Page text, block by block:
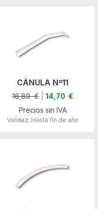
CÁNULA Nº11
16,89 €| 14,70 €
Precios sin IVA
Validez: Hasta fin de año